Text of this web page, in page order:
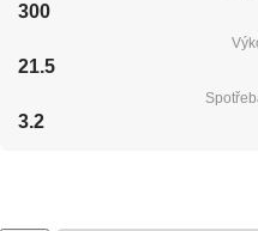
300
21.5
3.2